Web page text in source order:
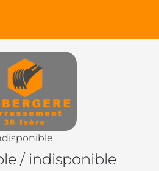
/ indisponible